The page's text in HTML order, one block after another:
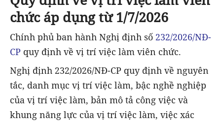
chức áp dụng từ 1/7/2026
Chính phủ ban hành Nghị định số 232/2026/NĐ-
CP quy định về vị trí việc làm viên chức.
Nghị định 232/2026/NĐ-CP quy định về nguyên
tắc, danh mục vị trí việc làm, bậc nghề nghiệp
của vị trí việc làm, bản mô tả công việc và
khung năng lực của vị trí việc làm, việc xác